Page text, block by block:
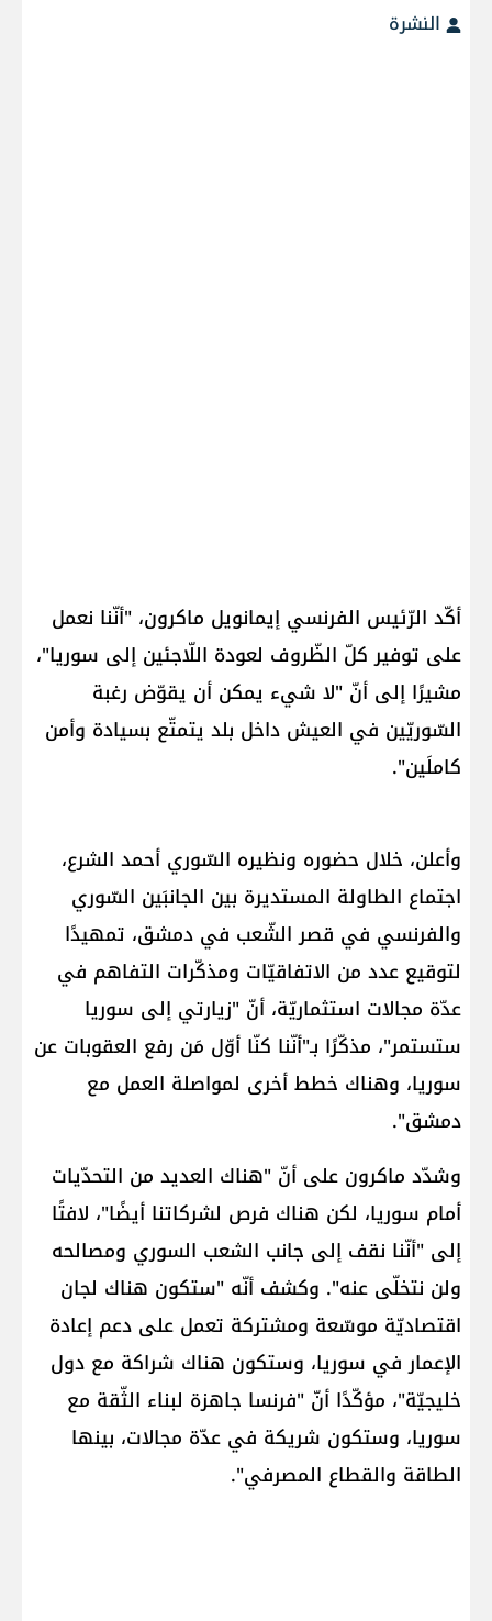
النشرة
أكّد الرّئيس الفرنسي ​إيمانويل ماكرون​، "أنّنا نعمل
على توفير كلّ الظّروف لعودة اللّاجئين إلى ​سوريا​"،
مشيرًا إلى أنّ "لا شيء يمكن أن يقوّض رغبة
السّوريّين في العيش داخل بلد يتمتّع بسيادة وأمن
كاملَين".
وأعلن، خلال حضوره ونظيره السّوري ​أحمد الشرع​،
اجتماع الطاولة المستديرة بين الجانبَين السّوري
والفرنسي في قصر الشّعب في دمشق، تمهيدًا
لتوقيع عدد من الاتفاقيّات ومذكّرات التفاهم في
عدّة مجالات استثماريّة، أنّ "زيارتي إلى سوريا
ستستمر"، مذكّرًا بـ"أنّنا كنّا أوّل مَن رفع العقوبات عن
سوريا، وهناك خطط أخرى لمواصلة العمل مع
دمشق".
وشدّد ماكرون على أنّ "هناك العديد من التحدّيات
أمام سوريا، لكن هناك فرص لشركاتنا أيضًا"، لافتًا
إلى "أنّنا نقف إلى جانب الشعب السوري ومصالحه
ولن نتخلّى عنه". وكشف أنّه "ستكون هناك لجان
اقتصاديّة موسّعة ومشتركة تعمل على دعم إعادة
الإعمار في سوريا، وستكون هناك شراكة مع دول
خليجيّة"، مؤكّدًا أنّ "فرنسا جاهزة لبناء الثّقة مع
سوريا، وستكون شريكة في عدّة مجالات، بينها
الطاقة والقطاع المصرفي".